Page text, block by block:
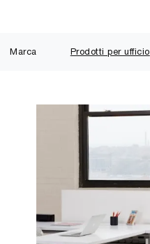
Marca Prodotti per ufficio